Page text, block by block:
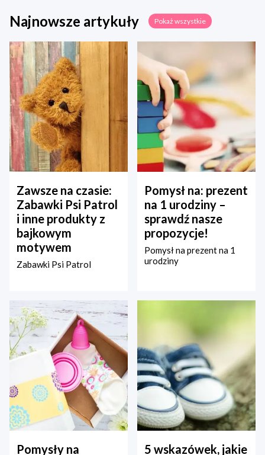
Najnowsze artykuły Pokaż wszystkie
Zawsze na czasie:
Zabawki Psi Patrol
i inne produkty z
bajkowym
motywem
Zabawki Psi Patrol
Pomysł na: prezent
na 1 urodziny –
sprawdź nasze
propozycje!
Pomysł na prezent na 1
urodziny
Pomysły na
5 wskazówek, jakie